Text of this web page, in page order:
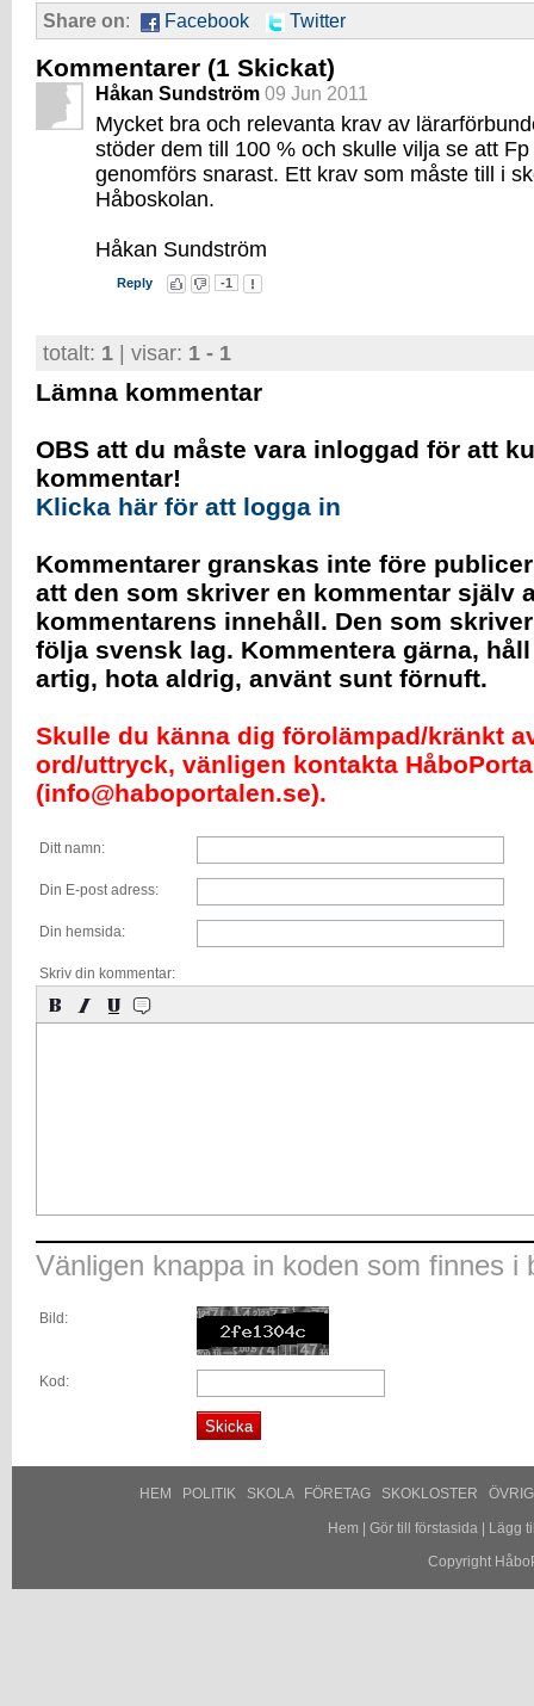
Share on: Facebook Twitter
Kommentarer (1 Skickat)
Håkan Sundström 09 Jun 2011
Mycket bra och relevanta krav av
stöder dem till 100 % och skulle vilja se att
genomförs snarast. Ett krav som måste till i
Håboskolan.
Håkan Sundström
Reply -1
totalt: 1 | visar: 1 - 1
Lämna kommentar
OBS att du måste vara inloggad för att
kommentar!
Klicka här för att logga in
Kommentarer granskas inte före
att den som skriver en kommentar själv
kommentarens innehåll. Den som
följa svensk lag. Kommentera gärna,
artig, hota aldrig, använt sunt förnuft.
Skulle du känna dig förolämpad/kränkt
ord/uttryck, vänligen kontakta
(info@haboportalen.se).
Ditt namn:
Din E-post adress:
Din hemsida:
Skriv din kommentar:
Vänligen knappa in koden som finnes i
Bild:
Kod:
HEM POLITIK SKOLA FÖRETAG SKOKLOSTER
Hem Gör till förstasida|
Lägg
Copyright